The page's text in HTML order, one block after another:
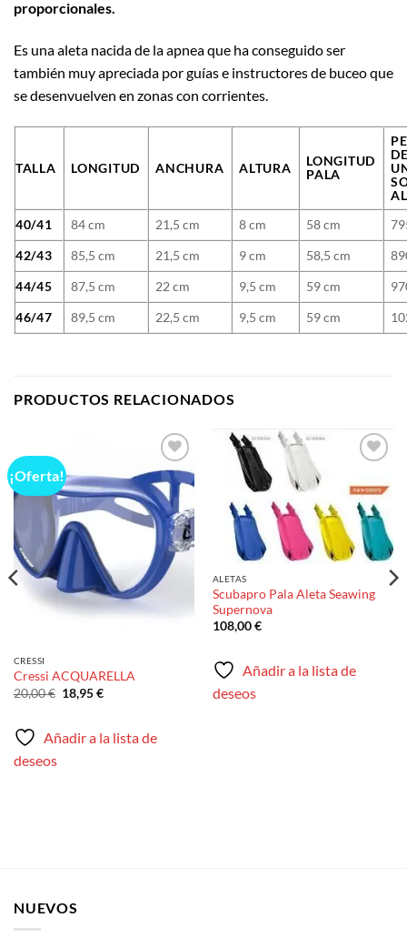
proporcionales.
Es una aleta nacida de la apnea que ha conseguido ser
también muy apreciada por guías e instructores de buceo que
se desenvuelven en zonas con corrientes.
TALLA LONGITUD ANCHURA ALTURA
LONGITUD
PALA
40/41
84 cm 21,5 cm 8 cm 58 cm
42/43
85,5 cm 21,5 cm 9 cm 58,5 cm
44/45
87,5 cm 22 cm 9,5 cm 59 cm
46/47
89,5 cm 22,5 cm 9,5 cm 59 cm
PRODUCTOS RELACIONADOS
¡Oferta!
Añadir
a la
lista de
deseos
CRESSI
Cressi ACQUARELLA
20,00€ El
precio
20,00 €.
18,95€El
18,95 €.
Añadir a la lista de
deseos
a la
lista de
deseos
ALETAS
Scubapro Pala Aleta Seawing
Supernova
108,00€
Añadir a la lista de
deseos
NUEVOS